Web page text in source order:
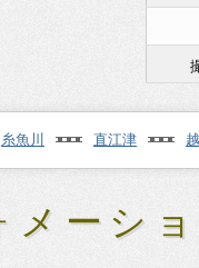
糸魚川 直江津
メーシ